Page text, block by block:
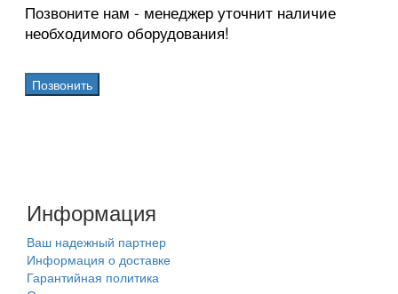
Позвоните нам - менеджер уточнит наличие
необходимого оборудования!
Позвонить
Информация
Ваш надежный партнер
Информация о доставке
Гарантийная политика